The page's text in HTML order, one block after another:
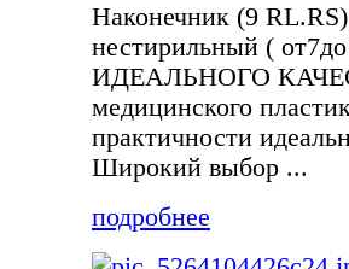
Наконечник (9
нестирильный (
ИДЕАЛЬНОГО
медицинского
практичности
Широкий выбор ...
подробнее